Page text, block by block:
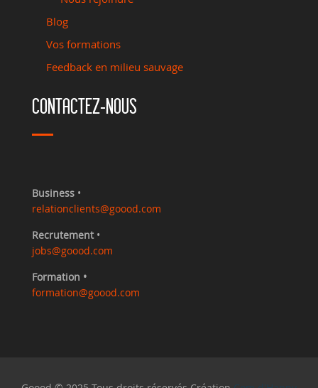
Blog
Vos formations
Feedback en milieu sauvage
CONTACTEZ-NOUS
Business •
relationclients@goood.com
Recrutement •
jobs@goood.com
Formation •
formation@goood.com